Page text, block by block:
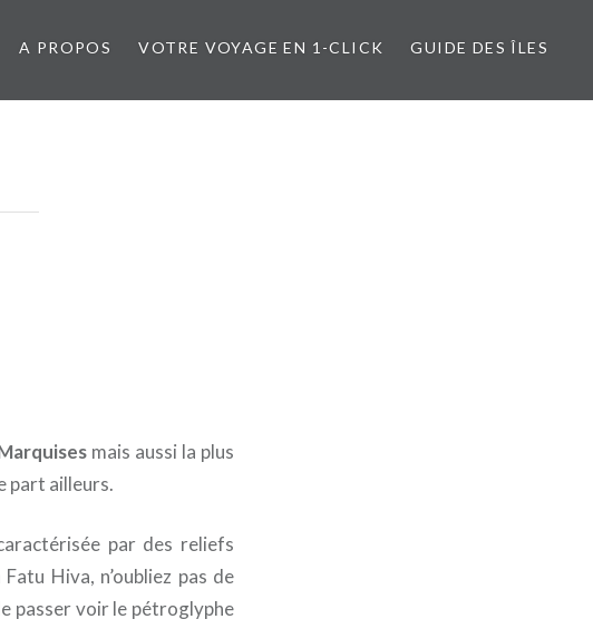
A PROPOS VOTRE VOYAGE EN 1-CLICK GUIDE DES ÎLES
mais aussi la plus
part ailleurs.
par des reliefs
Hiva, n’oubliez pas de
passer voir le pétroglyphe